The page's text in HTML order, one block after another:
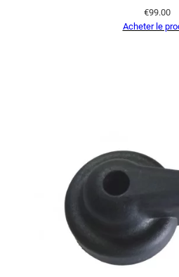
€99.00
Acheter le